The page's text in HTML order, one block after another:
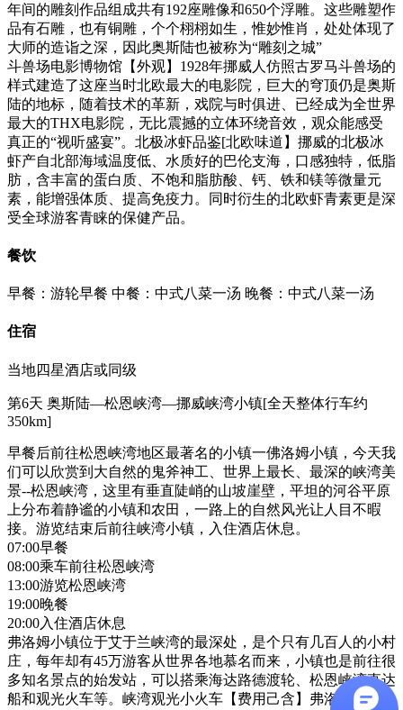
年间的雕刻作品组成共有192座雕像和650个浮雕。这些雕塑作
品有石雕，也有铜雕，个个栩栩如生，惟妙惟肖，处处体现了
大师的造诣之深，因此奥斯陆也被称为“雕刻之城”
斗兽场电影博物馆【外观】1928年挪威人仿照古罗马斗兽场的
样式建造了这座当时北欧最大的电影院，巨大的穹顶仍是奥斯
陆的地标，随着技术的革新，戏院与时俱进、已经成为全世界
最大的THX电影院，无比震撼的立体环绕音效，观众能感受
真正的“视听盛宴”。北极冰虾品鉴[北欧味道】挪威的北极冰
虾产自北部海域温度低、水质好的巴伦支海，口感独特，低脂
肪，含丰富的蛋白质、不饱和脂肪酸、钙、铁和镁等微量元
素，能增强体质、提高免疫力。同时衍生的北欧虾青素更是深
受全球游客青睐的保健产品。
餐饮
早餐：游轮早餐 中餐：中式八菜一汤 晚餐：中式八菜一汤
住宿
当地四星酒店或同级
第6天 奥斯陆—松恩峡湾—挪威峡湾小镇[全天整体行车约
350km]
早餐后前往松恩峡湾地区最著名的小镇一佛洛姆小镇，今天我
们可以欣赏到大自然的鬼斧神工、世界上最长、最深的峡湾美
景--松恩峡湾，这里有垂直陡峭的山坡崖壁，平坦的河谷平原
上分布着静谧的小镇和农田，一路上的自然风光让人目不暇
接。游览结束后前往峡湾小镇，入住酒店休息。
07:00早餐
08:00乘车前往松恩峡湾
13:00游览松恩峡湾
19:00晚餐
20:00入住酒店休息
弗洛姆小镇位于艾于兰峡湾的最深处，是个只有几百人的小村
庄，每年却有45万游客从世界各地慕名而来，小镇也是前往很
多知名景点的始发站，可以搭乘海达路德渡轮、松恩峡湾直达
船和观光火车等。峡湾观光小火车【费用己含】弗洛姆铁路始